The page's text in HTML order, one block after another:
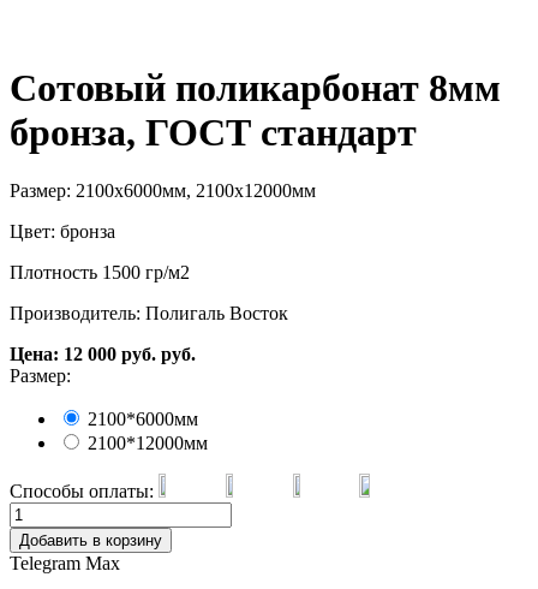
Сотовый поликарбонат 8мм
бронза, ГОСТ стандарт
Размер: 2100х6000мм, 2100х12000мм
Цвет: бронза
Плотность 1500 гр/м2
Производитель: Полигаль Восток
Цена: 12 000 руб. руб.
Размер:
2100*6000мм
2100*12000мм
Способы оплаты:
Добавить в корзину
Telegram Max